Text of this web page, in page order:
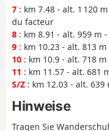
7 : km 7.48 - alt. 1 120
du facteur
8 : km 8.91 - alt. 959 m
9 : km 10.23 - alt. 813
10 : km 10.9 - alt. 718
11 : km 11.57 - alt. 681
S/Z : km 12.03 - alt.
Hinweise
Tragen Sie